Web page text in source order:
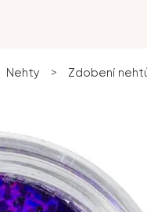
Nehty > Zdobení